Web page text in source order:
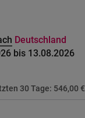
Deutschland
bis 13.08.2026
30 Tage: 546,00 €